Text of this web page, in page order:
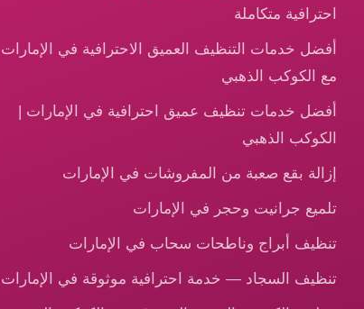
احترافية متكاملة
أفضل خدمات التنظيف العميق الاحترافية في الإمارات
مع الكوكب الذهبي
أفضل خدمات تنظيف عميق احترافية في الإمارات |
الكوكب الذهبي
إزالة بقع صعبة من المفروشات في الإمارات
تلميع جرانيت وحجر في الإمارات
تنظيف أبراج وناطحات سحاب في الإمارات
تنظيف السجاد — خدمة احترافية موثوقة في الإمارات